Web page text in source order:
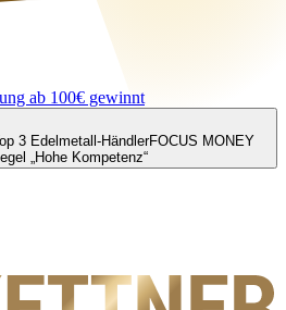
ab 100€ gewinnt
3 Edelmetall-HändlerFOCUS MONEY
„Hohe Kompetenz“